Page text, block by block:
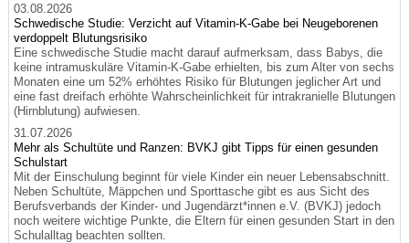
03.08.2026
Schwedische Studie: Verzicht auf Vitamin-K-Gabe bei Neugeborenen
verdoppelt Blutungsrisiko
Eine schwedische Studie macht darauf aufmerksam, dass Babys, die
keine intramuskuläre Vitamin-K-Gabe erhielten, bis zum Alter von sechs
Monaten eine um 52% erhöhtes Risiko für Blutungen jeglicher Art und
eine fast dreifach erhöhte Wahrscheinlichkeit für intrakranielle Blutungen
(Hirnblutung) aufwiesen.
31.07.2026
Mehr als Schultüte und Ranzen: BVKJ gibt Tipps für einen gesunden
Schulstart
Mit der Einschulung beginnt für viele Kinder ein neuer Lebensabschnitt.
Neben Schultüte, Mäppchen und Sporttasche gibt es aus Sicht des
Berufsverbands der Kinder- und Jugendärzt*innen e.V. (BVKJ) jedoch
noch weitere wichtige Punkte, die Eltern für einen gesunden Start in den
Schulalltag beachten sollten.